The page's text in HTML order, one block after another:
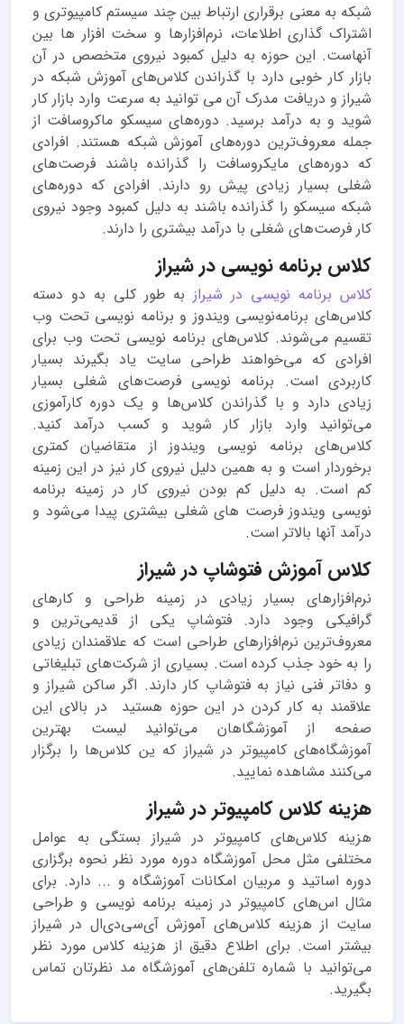
شبکه به معنی برقراری ارتباط بین چند سیستم کامپیوتری و
اشتراک گذاری اطلاعات، نرم‌افزارها و سخت افزار ها بین
آنهاست. این حوزه به دلیل کمبود نیروی متخصص در آن
بازار کار خوبی دارد با گذراندن کلاس‌های آموزش شبکه در
شیراز و دریافت مدرک آن می توانید به سرعت وارد بازار کار
شوید و به درآمد برسید. دوره‌های سیسکو ماکروسافت از
جمله معروف‌ترین دوره‌های آموزش شبکه هستند. افرادی
که دوره‌های مایکروسافت را گذرانده باشند فرصت‌های
شغلی بسیار زیادی پیش رو دارند. افرادی که دوره‌های
شبکه سیسکو را گذرانده باشند به دلیل کمبود وجود نیروی
کار فرصت‌های شغلی با درآمد بیشتری را دارند.
کلاس برنامه نویسی در شیراز
کلاس‌ برنامه نویسی در شیراز به طور کلی به دو دسته
کلاس‌های برنامه‌نویسی ویندوز و برنامه نویسی تحت وب
تقسیم می‌شوند. کلاس‌های برنامه نویسی تحت وب برای
افرادی که می‌خواهند طراحی سایت یاد بگیرند بسیار
کاربردی است‌. برنامه نویسی فرصت‌های شغلی بسیار
زیادی دارد و با گذراندن کلاس‌ها و یک دوره کارآموزی
می‌توانید وارد بازار کار شوید و کسب درآمد کنید.
کلاس‌های برنامه نویسی ویندوز از متقاضیان کمتری
برخوردار است و به همین دلیل نیروی کار نیز در این زمینه
کم است. به دلیل کم بودن نیروی کار در زمینه برنامه
نویسی ویندوز فرصت های شغلی بیشتری پیدا می‌شود و
درآمد آنها بالاتر است.
کلاس آموزش فتوشاپ در شیراز
نرم‌افزارهای بسیار زیادی در زمینه طراحی و کارهای
گرافیکی وجود دارد. فتوشاپ یکی از قدیمی‌ترین و
معروف‌ترین نرم‌افزارهای طراحی است که علاقمندان زیادی
را به خود جذب کرده است. بسیاری از شرکت‌های تبلیغاتی
و دفاتر فنی نیاز به فتوشاپ کار دارند. اگر ساکن شیراز و
علاقمند به کار کردن در این حوزه هستید در بالای این
صفحه از آموزشگاهان می‌توانید لیست بهترین
آموزشگاه‌های کامپیوتر در شیراز که ین کلاس‌ها را برگزار
می‌کنند مشاهده نمایید.
هزینه کلاس کامپیوتر در شیراز
هزینه کلاس‌های کامپیوتر در شیراز بستگی به عوامل
مختلفی مثل محل آموزشگاه دوره مورد نظر نحوه برگزاری
دوره اساتید و مربیان امکانات آموزشگاه و ... دارد. برای
مثال اس‌های کامپیوتر در زمینه برنامه نویسی و طراحی
سایت از هزینه کلاس‌های آموزش آی‌سی‌دی‌ال در شیراز
بیشتر است. برای اطلاع دقیق از هزینه کلاس مورد نظر
می‌توانید با شماره تلفن‌های آموزشگاه مد نظرتان تماس
بگیرید.